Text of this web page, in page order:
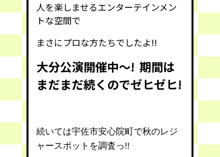
人を楽しませるエンターテインメン
トな空間で
まさにプロな方たちでしたよ!!
大分公演開催中〜! 期間は
まだまだ続くのでゼヒゼヒ!
続いては宇佐市安心院町で秋のレジ
ャースポットを調査っ!!